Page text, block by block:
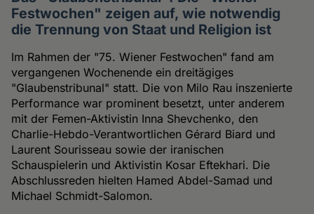
Festwochen" zeigen auf, wie notwendig
die Trennung von Staat und Religion ist
Im Rahmen der "75. Wiener Festwochen" fand am
vergangenen Wochenende ein dreitägiges
"Glaubenstribunal" statt. Die von Milo Rau inszenierte
Performance war prominent besetzt, unter anderem
mit der Femen-Aktivistin Inna Shevchenko, den
Charlie-Hebdo-Verantwortlichen Gérard Biard und
Laurent Sourisseau sowie der iranischen
Schauspielerin und Aktivistin Kosar Eftekhari. Die
Abschlussreden hielten Hamed Abdel-Samad und
Michael Schmidt-Salomon.